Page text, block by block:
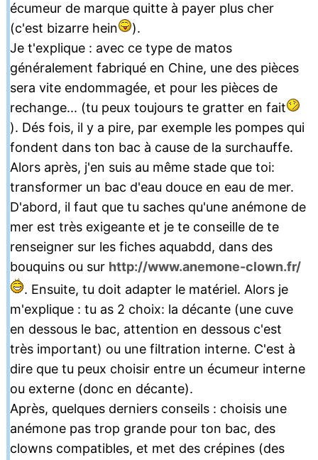
écumeur de marque quitte à payer plus cher
(c'est bizarre hein
).
Je t'explique : avec ce type de matos
généralement fabriqué en Chine, une des pièces
sera vite endommagée, et pour les pièces de
rechange... (tu peux toujours te gratter en fait
). Dés fois, il y a pire, par exemple les pompes qui
fondent dans ton bac à cause de la surchauffe.
Alors après, j'en suis au même stade que toi:
transformer un bac d'eau douce en eau de mer.
D'abord, il faut que tu saches qu'une anémone de
mer est très exigeante et je te conseille de te
renseigner sur les fiches aquabdd, dans des
bouquins ou sur http://www.anemone-clown.fr/
. Ensuite, tu doit adapter le matériel. Alors je
m'explique : tu as 2 choix: la décante (une cuve
en dessous le bac, attention en dessous c'est
très important) ou une filtration interne. C'est à
dire que tu peux choisir entre un écumeur interne
ou externe (donc en décante).
Après, quelques derniers conseils : choisis une
anémone pas trop grande pour ton bac, des
clowns compatibles, et met des crépines (des